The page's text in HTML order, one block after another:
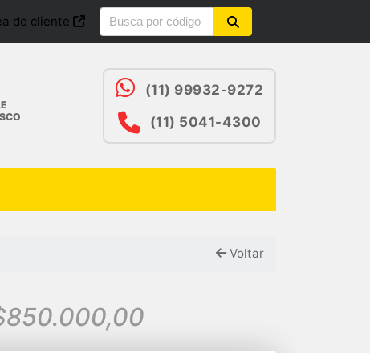
do cliente
(11) 99932-9272
(11) 5041-4300
Voltar